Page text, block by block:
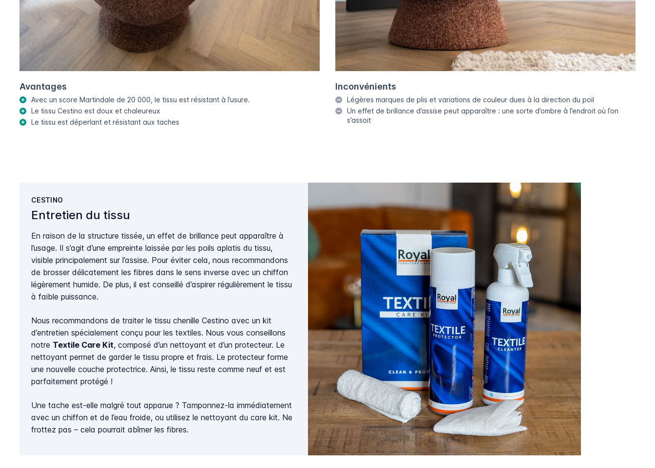
Avantages
Avec un score Martindale de 20 000, le tissu est résistant à l’usure.
Le tissu Cestino est doux et chaleureux
Le tissu est déperlant et résistant aux taches
Inconvénients
Légères marques de plis et variations de couleur dues à la direction du poil
Un effet de brillance d’assise peut apparaître : une sorte d’ombre à l’endroit où l’on
s’assoit
CESTINO
Entretien du tissu
En raison de la structure tissée, un effet de brillance peut apparaître à
l’usage. Il s’agit d’une empreinte laissée par les poils aplatis du tissu,
visible principalement sur l’assise. Pour éviter cela, nous recommandons
de brosser délicatement les fibres dans le sens inverse avec un chiffon
légèrement humide. De plus, il est conseillé d’aspirer régulièrement le tissu
à faible puissance.
Nous recommandons de traiter le tissu chenille Cestino avec un kit
d’entretien spécialement conçu pour les textiles. Nous vous conseillons
notre Textile Care Kit, composé d’un nettoyant et d’un protecteur. Le
nettoyant permet de garder le tissu propre et frais. Le protecteur forme
une nouvelle couche protectrice. Ainsi, le tissu reste comme neuf et est
parfaitement protégé !
Une tache est-elle malgré tout apparue ? Tamponnez-la immédiatement
avec un chiffon et de l’eau froide, ou utilisez le nettoyant du care kit. Ne
frottez pas – cela pourrait abîmer les fibres.